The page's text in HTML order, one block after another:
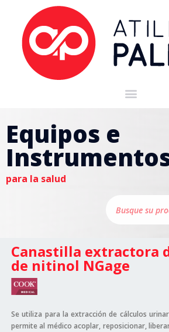
Equipos e
para la salud
Canastilla extractora
de nitinol NGage
Se utiliza para la extracción de cálculos
permite al médico acoplar, reposicionar,